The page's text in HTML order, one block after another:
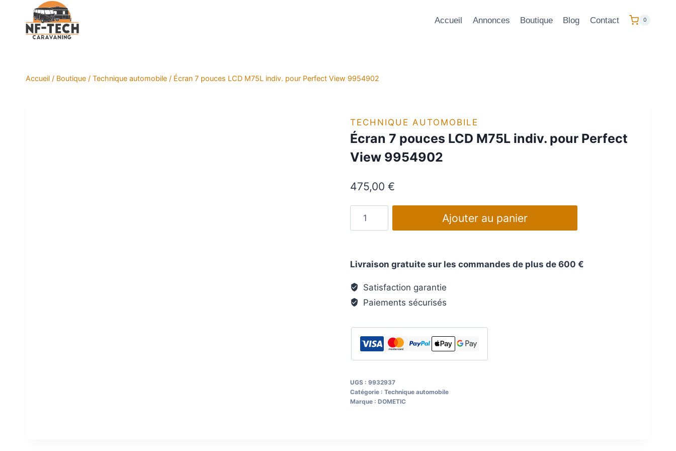
contenu
Accueil Annonces Boutique Blog Contact 0
Accueil / Boutique / Technique automobile / Écran 7 pouces LCD M75L indiv. pour Perfect View 9954902
TECHNIQUE AUTOMOBILE
Écran 7 pouces LCD M75L indiv. pour Perfect
View 9954902
475,00 €
pouces
M75L
indiv.
View
9954902
Ajouter au panier
Livraison gratuite sur les commandes de plus de 600 €
Satisfaction garantie
Paiements sécurisés
UGS : 9932937
Catégorie : Technique automobile
Marque : DOMETIC